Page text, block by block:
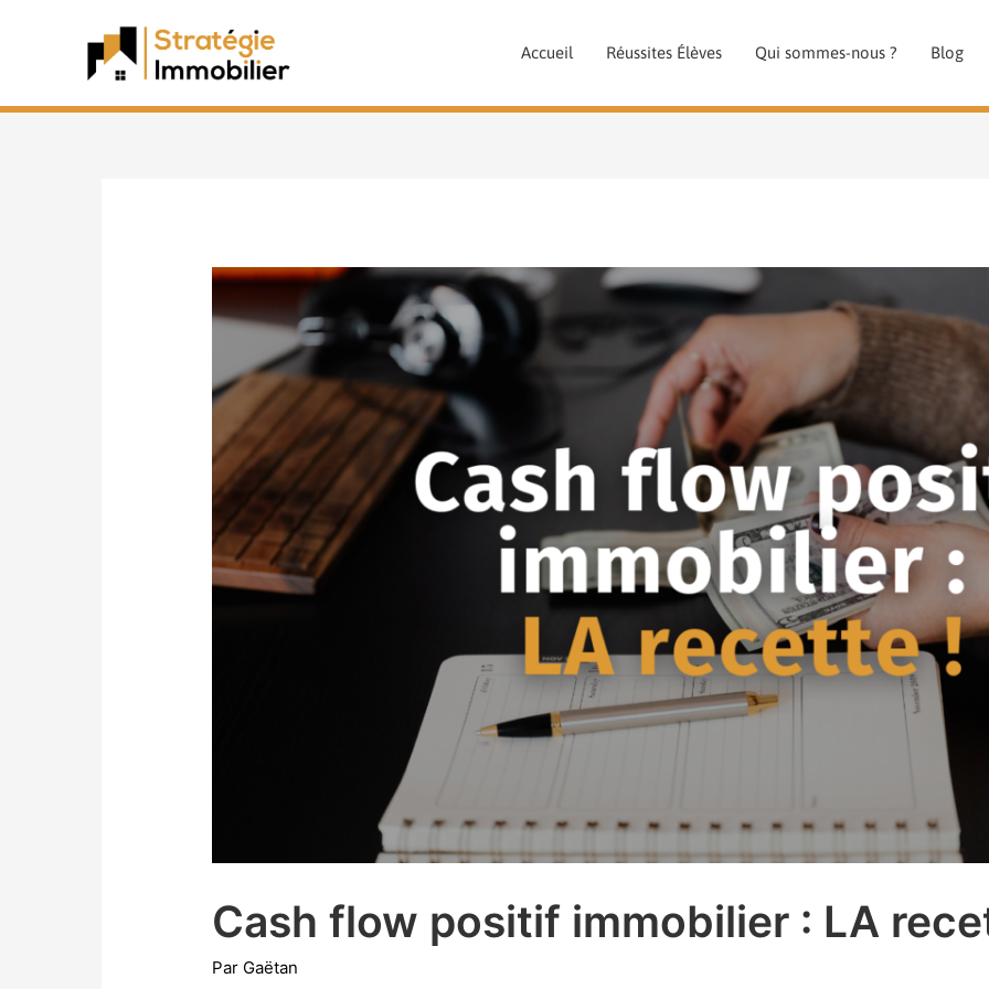
Accueil Réussites Élèves Qui sommes-nous ? Blog
Cash flow positif immobilier : LA
Par Gaëtan